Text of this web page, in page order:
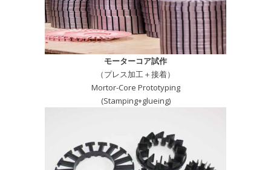
モーターコア試作
（プレス加工＋接着）
Mortor-Core Prototyping
(Stamping+glueing)